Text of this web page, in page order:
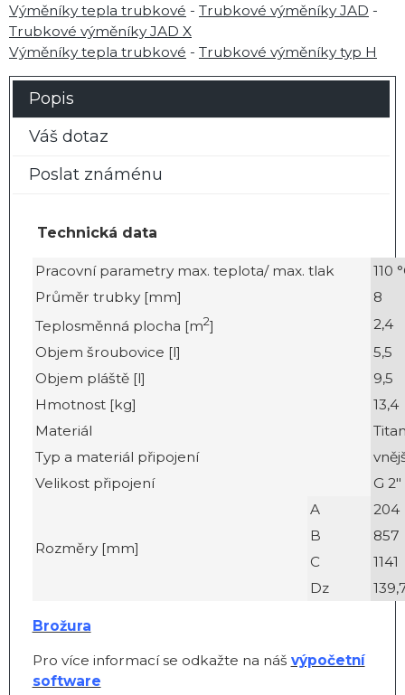
Výměníky tepla trubkové - Trubkové výměníky JAD -
Trubkové výměníky JAD X
Výměníky tepla trubkové - Trubkové výměníky typ H
Popis
Váš dotaz
Poslat známénu
Technická data
Pracovní parametry max. teplota/ max. tlak
110
Průměr trubky [mm]
8
Teplosměnná plocha [m2]
2,4
Objem šroubovice [l]
5,5
Objem pláště [l]
9,5
Hmotnost [kg]
13,4
Materiál
Typ a materiál připojení
Velikost připojení
G 2"
Rozměry [mm]
A
204
B
857
C
1141
Dz
Brožura
Pro více informací se odkažte na náš výpočetní
software